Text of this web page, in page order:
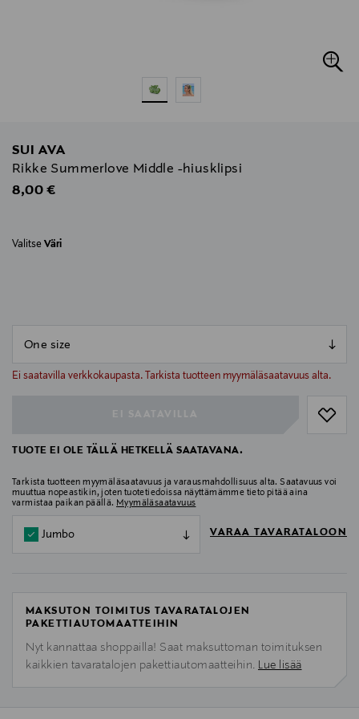
SUI AVA
Rikke Summerlove Middle -hiusklipsi
Original Price
8,00 €
Valitse Väri
Ei saatavilla verkkokaupasta. Tarkista tuotteen myymäläsaatavuus alta.
null
TUOTE EI OLE TÄLLÄ HETKELLÄ SAATAVANA.
Tarkista tuotteen myymäläsaatavuus ja varausmahdollisuus alta. Saatavuus voi
muuttua nopeastikin, joten tuotetiedoissa näyttämämme tieto pitää aina
varmistaa paikan päällä. Myymäläsaatavuus
Jumbo VARAA TAVARATALOON
MAKSUTON TOIMITUS TAVARATALOJEN
PAKETTIAUTOMAATTEIHIN
Nyt kannattaa shoppailla! Saat maksuttoman toimituksen
kaikkien tavaratalojen pakettiautomaatteihin. Lue lisää